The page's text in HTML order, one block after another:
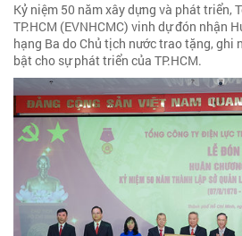
Kỷ niệm 50 năm xây dựng và phát triển,
TP.HCM (EVNHCMC) vinh dự đón nhận
hạng Ba do Chủ tịch nước trao tặng, ghi
bật cho sự phát triển của TP.HCM.